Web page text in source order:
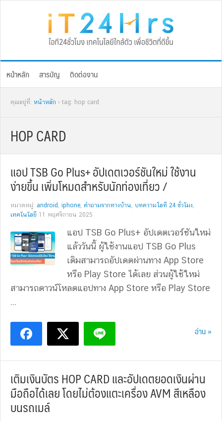
หน้าหลัก สารบัญ ติดต่องาน
คุณอยู่ที่: หน้าหลัก › tag: hop card
HOP CARD
แอป TSB Go Plus+ อัปเดตเวอร์ชันใหม่ ใช้งาน
ง่ายขึ้น เพิ่มโหมดสำหรับนักท่องเที่ยว /
หมวดหมู่: android , iphone, คำถามจากทางบ้าน, บทความไอที 24 ชั่วโมง,
เทคโนโลยี 11 พฤศจิกายน 2025
แอป TSB Go Plus+ อัปเดตเวอร์ชันใหม่
แล้ววันนี้ ผู้ใช้งานแอป TSB Go Plus
เดิมสามารถอัปเดตผ่านทาง App Store
หรือ Play Store ได้เลย ส่วนผู้ใช้ใหม่
สามารถดาวน์โหลดแอปทาง App Store หรือ Play Store
...
อ่าน »
เติมเงินบัตร HOP CARD และอัปเดตยอดเงินผ่าน
มือถือได้เลย โดยไม่ต้องแตะเครื่อง AVM สีเหลือง
บนรถเมล์